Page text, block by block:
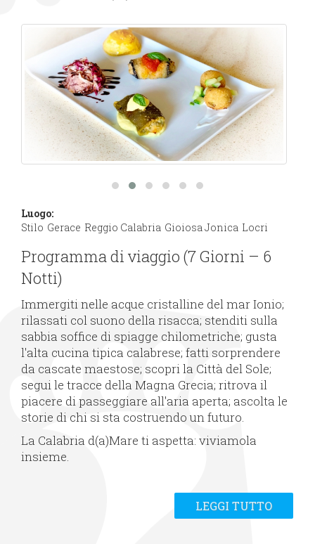
Luogo:
Stilo Gerace Reggio Calabria Gioiosa Jonica Locri
Programma di viaggio (7 Giorni – 6
Notti)
Immergiti nelle acque cristalline del mar Ionio;
rilassati col suono della risacca; stenditi sulla
sabbia soffice di spiagge chilometriche; gusta
l'alta cucina tipica calabrese; fatti sorprendere
da cascate maestose; scopri la Città del Sole;
segui le tracce della Magna Grecia; ritrova il
piacere di passeggiare all'aria aperta; ascolta le
storie di chi si sta costruendo un futuro.
La Calabria d(a)Mare ti aspetta: viviamola
insieme.
LEGGI TUTTO